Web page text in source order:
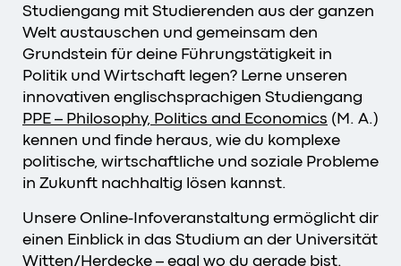
Studiengang mit Studierenden aus der ganzen
Welt austauschen und gemeinsam den
Grundstein für deine Führungstätigkeit in
Politik und Wirtschaft legen? Lerne unseren
innovativen englischsprachigen Studiengang
PPE – Philosophy, Politics and Economics (M. A.)
kennen und finde heraus, wie du komplexe
politische, wirtschaftliche und soziale Probleme
in Zukunft nachhaltig lösen kannst.
Unsere Online-Infoveranstaltung ermöglicht dir
einen Einblick in das Studium an der Universität
Witten/Herdecke – egal wo du gerade bist.